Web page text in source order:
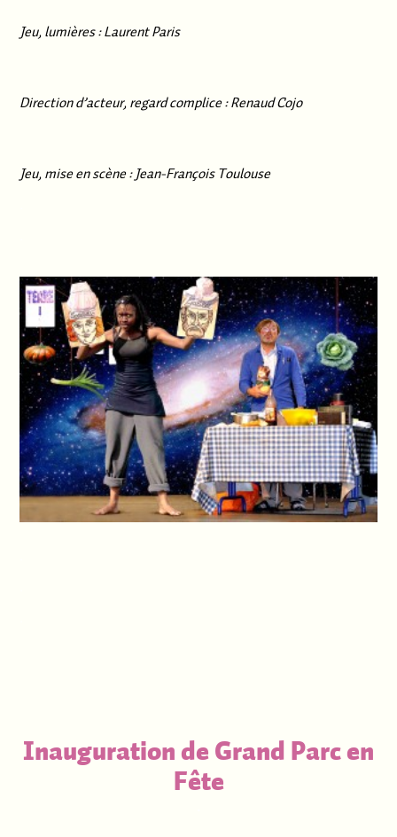
Jeu, lumières : Laurent Paris
Direction d’acteur, regard complice : Renaud Cojo
Jeu, mise en scène : Jean-François Toulouse
Inauguration de Grand Parc en
Fête